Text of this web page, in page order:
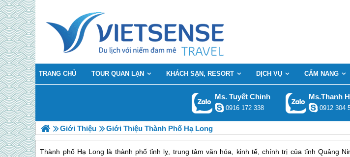
TRANG CHỦ TOUR QUAN LẠN KHÁCH SẠN, RESORT DỊCH VỤ CẨM NANG
Ms. Tuyết Chinh
0916 172 338
Ms.Thanh
0912 304
Giới Thiệu Giới Thiệu Thành Phố Hạ Long
Thành phố Hạ Long là thành phố tỉnh lỵ, trung tâm văn hóa, kinh tế, chính trị của tỉnh Quảng